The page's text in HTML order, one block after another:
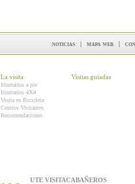
noticias | mapa web |
La visita
Itinerarios a pie
Itinerarios 4X4
Visita en Bicicleta
Centros Visitantes
Recomendaciones
Visitas guiadas
UTE VISITACABAÑEROS